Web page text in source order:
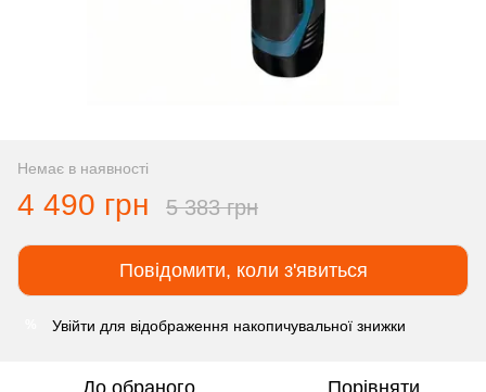
Немає в наявності
4 490 грн 5 383 грн
Повідомити, коли з'явиться
Увійти для відображення накопичувальної знижки
До обраного Порівняти